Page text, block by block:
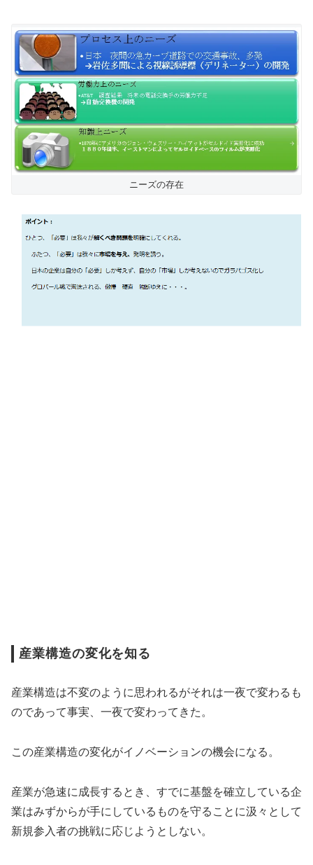
ニーズの存在
産業構造の変化を知る
産業構造は不変のように思われるがそれは一夜で変わるも
のであって事実、一夜で変わってきた。
この産業構造の変化がイノベーションの機会になる。
産業が急速に成長するとき、すでに基盤を確立している企
業はみずからが手にしているものを守ることに汲々として
新規参入者の挑戦に応じようとしない。